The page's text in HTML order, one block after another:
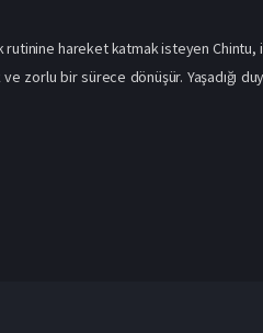
hareket katmak isteyen Chintu,
zorlu bir sürece dönüşür. Yaşadığı